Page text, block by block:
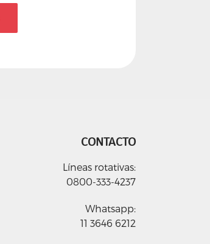
CONTACTO
Líneas rotativas:
0800-333-4237
Whatsapp:
11 3646 6212